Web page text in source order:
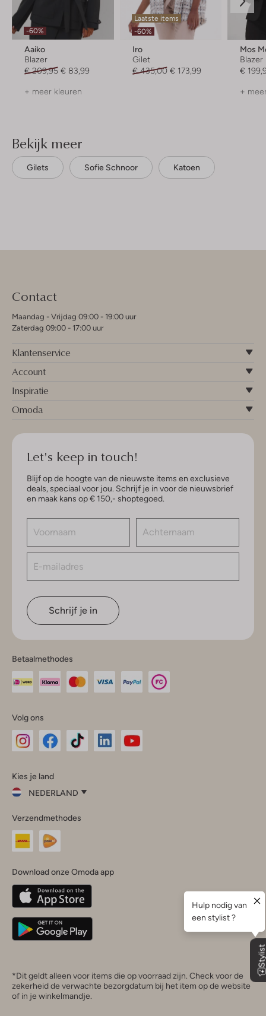
-60%
Aaiko
Blazer
€ 209,95 € 83,99
+ meer kleuren
Laatste items
-60%
Iro
Gilet
€ 435,00 € 173,99
Mos
Blazer
€
+
Bekijk meer
Gilets Sofie Schnoor Katoen
Contact
Maandag - Vrijdag 09:00 - 19:00 uur
Zaterdag 09:00 - 17:00 uur
Klantenservice
Account
Inspiratie
Omoda
Let's keep in touch!
Blijf op de hoogte van de nieuwste items en exclusieve
deals, speciaal voor jou. Schrijf je in voor de nieuwsbrief
en maak kans op € 150,- shoptegoed.
Schrijf je in
Betaalmethodes
Volg ons
InstagramFacebook
Kies je land
NEDERLAND
je
land
Nederland
Belgique(Français)
Deutschland
Verzendmethodes
Download onze Omoda app
*Dit geldt alleen voor items die op voorraad zijn. Check voor de
zekerheid de verwachte bezorgdatum bij het item op de website
of in je winkelmandje.